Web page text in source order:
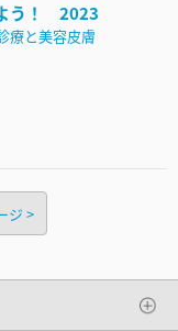
う！ 2023
療と美容皮膚
ジ